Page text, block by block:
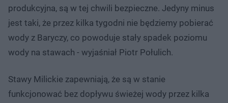
produkcyjna, są w tej chwili bezpieczne. Jedyny minus
jest taki, że przez kilka tygodni nie będziemy pobierać
wody z Baryczy, co powoduje stały spadek poziomu
wody na stawach - wyjaśniał Piotr Połulich.
Stawy Milickie zapewniają, że są w stanie
funkcjonować bez dopływu świeżej wody przez kilka